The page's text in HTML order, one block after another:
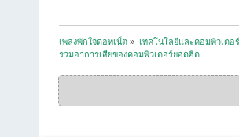
เพลงพักใจดอทเน็ต » เทคโนโลยีและคอมพิวเตอร์
รวมอาการเสียของคอมพิวเตอร์ยอดฮิต